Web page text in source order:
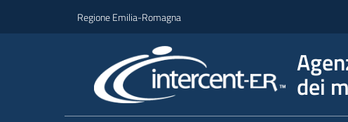
Regione Emilia-Romagna
dei